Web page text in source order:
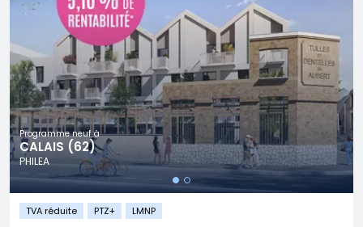
Programme neuf à
CALAIS (62)
PHILEA
TVA réduite PTZ+ LMNP